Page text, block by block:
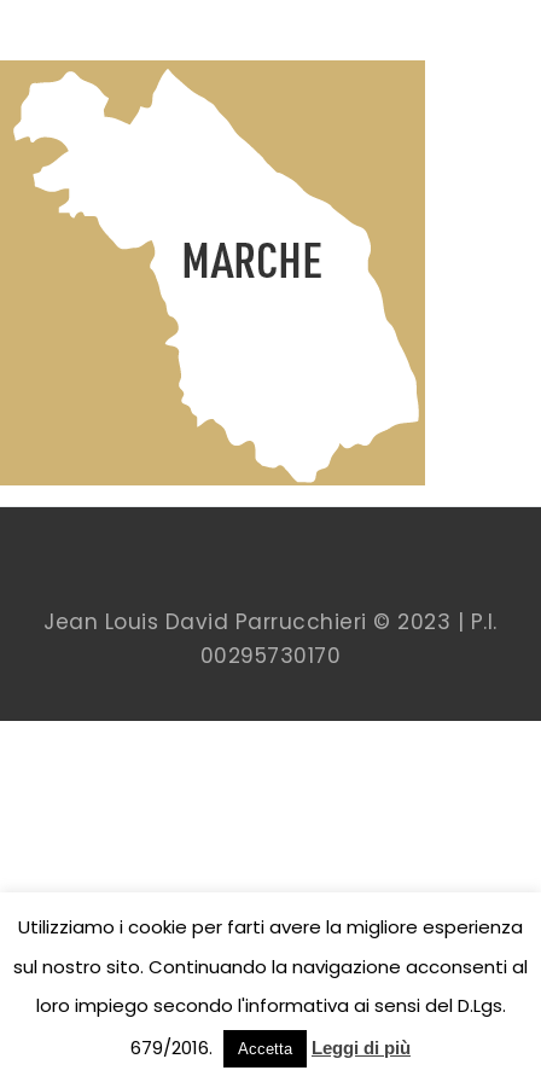
Jean Louis David Parrucchieri © 2023 | P.I.
00295730170
Utilizziamo i cookie per farti avere la migliore esperienza
sul nostro sito. Continuando la navigazione acconsenti al
loro impiego secondo l'informativa ai sensi del D.Lgs.
679/2016.
Accetta Leggi di più